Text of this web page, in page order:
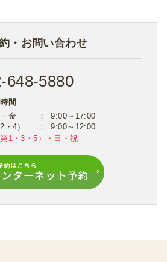
・お問い合わせ
648-5880
間
金
9:00～17:00
・4）
9:00～12:00
1・3・5）・日・祝